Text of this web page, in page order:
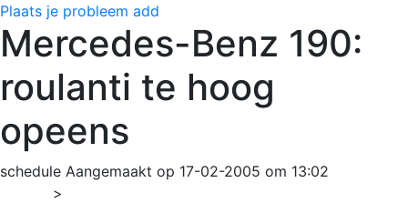
Plaats je probleem add
Mercedes-Benz 190:
roulanti te hoog
opeens
schedule Aangemaakt op 17-02-2005 om 13:02
>